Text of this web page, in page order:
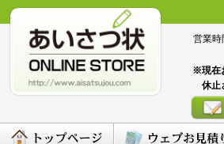
営業
※現在
休止